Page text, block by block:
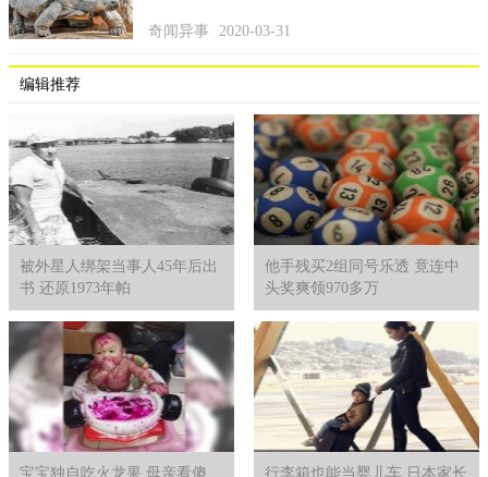
目前该庄子里的住户共计80多户，9号发放的兑换券就有了
600多份，一个周期后，根据登记显示出村的出入证只有12张。不
仅如此，村委还设置了相应的惩罚制度，当村民不能在规定的半
小时内回来，超出多少时间，则需为村子做执勤、灭菌等义务劳
利。
奇闻异事 2020-03-31
编辑推荐
被外星人绑架当事人45年后出
书 还原1973年帕
他手残买2组同号乐透 竟连中
头奖爽领970多万
宝宝独自吃火龙果 母亲看傻 行李箱也能当婴儿车 日本家长